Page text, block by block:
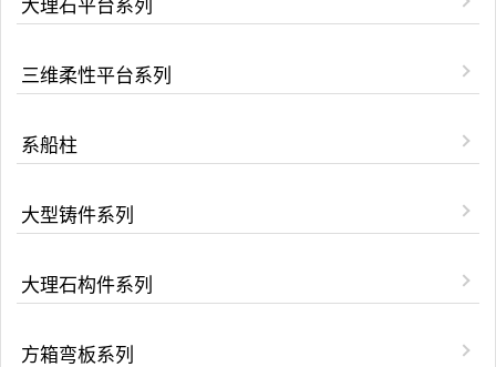
大理石平台系列
三维柔性平台系列
系船柱
大型铸件系列
大理石构件系列
方箱弯板系列